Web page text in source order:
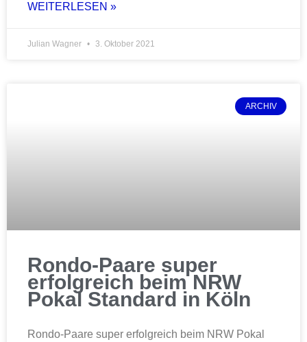
WEITERLESEN »
Julian Wagner 3. Oktober 2021
ARCHIV
Rondo-Paare super
erfolgreich beim NRW
Pokal Standard in Köln
Rondo-Paare super erfolgreich beim NRW Pokal